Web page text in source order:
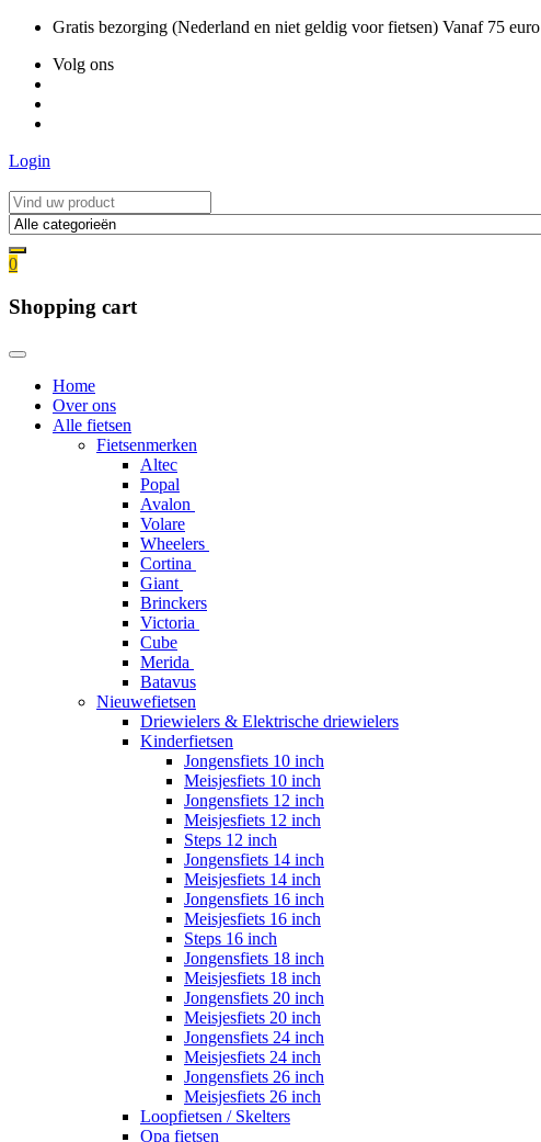
inhoud
Gratis bezorging (Nederland en niet geldig voor fietsen) Vanaf 75 euro
Volg ons
Login
0
Shopping cart
Home
Over ons
Alle fietsen
Fietsenmerken
Altec
Popal
Avalon
Volare
Wheelers
Cortina
Giant
Brinckers
Victoria
Cube
Merida
Batavus
Nieuwefietsen
Driewielers & Elektrische driewielers
Kinderfietsen
Jongensfiets 10 inch
Meisjesfiets 10 inch
Jongensfiets 12 inch
Meisjesfiets 12 inch
Steps 12 inch
Jongensfiets 14 inch
Meisjesfiets 14 inch
Jongensfiets 16 inch
Meisjesfiets 16 inch
Steps 16 inch
Jongensfiets 18 inch
Meisjesfiets 18 inch
Jongensfiets 20 inch
Meisjesfiets 20 inch
Jongensfiets 24 inch
Meisjesfiets 24 inch
Jongensfiets 26 inch
Meisjesfiets 26 inch
Loopfietsen / Skelters
Opa fietsen